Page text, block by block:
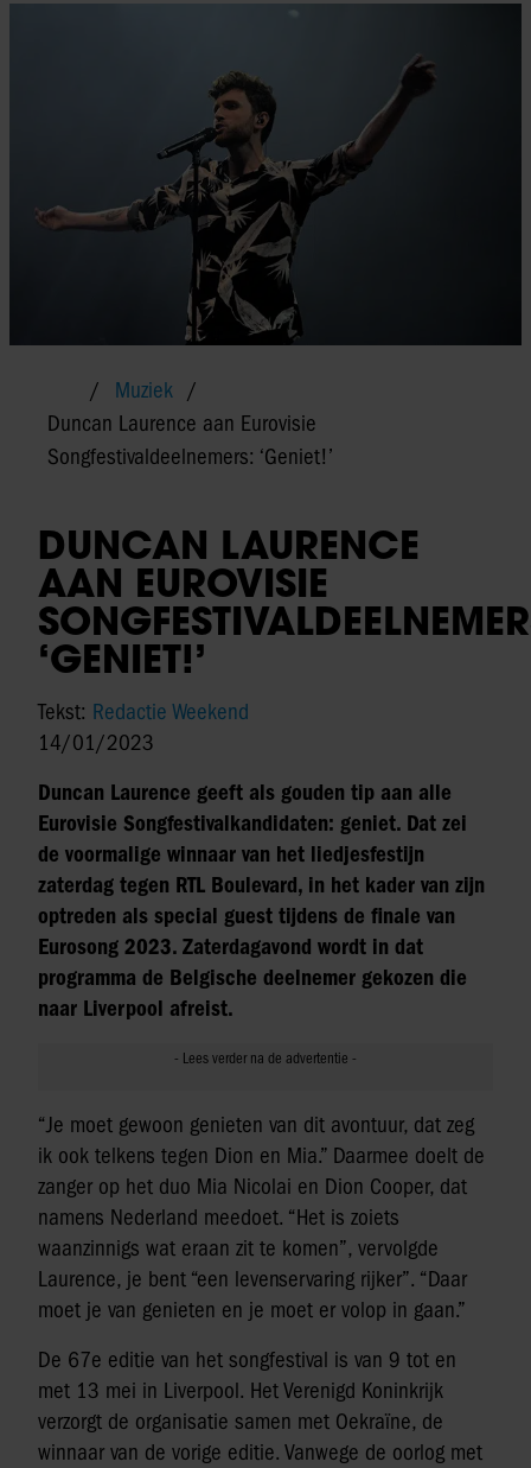
Muziek
Duncan Laurence aan Eurovisie
Songfestivaldeelnemers: ‘Geniet!’
DUNCAN LAURENCE
AAN EUROVISIE
‘GENIET!’
Tekst: Redactie Weekend
14/01/2023
Duncan Laurence geeft als gouden tip aan alle
Eurovisie Songfestivalkandidaten: geniet. Dat zei
de voormalige winnaar van het liedjesfestijn
zaterdag tegen RTL Boulevard, in het kader van zijn
optreden als special guest tijdens de finale van
Eurosong 2023. Zaterdagavond wordt in dat
programma de Belgische deelnemer gekozen die
naar Liverpool afreist.
“Je moet gewoon genieten van dit avontuur, dat zeg
ik ook telkens tegen Dion en Mia.” Daarmee doelt de
zanger op het duo Mia Nicolai en Dion Cooper, dat
namens Nederland meedoet. “Het is zoiets
waanzinnigs wat eraan zit te komen”, vervolgde
Laurence, je bent “een levenservaring rijker”. “Daar
moet je van genieten en je moet er volop in gaan.”
De 67e editie van het songfestival is van 9 tot en
met 13 mei in Liverpool. Het Verenigd Koninkrijk
verzorgt de organisatie samen met Oekraïne, de
winnaar van de vorige editie. Vanwege de oorlog met